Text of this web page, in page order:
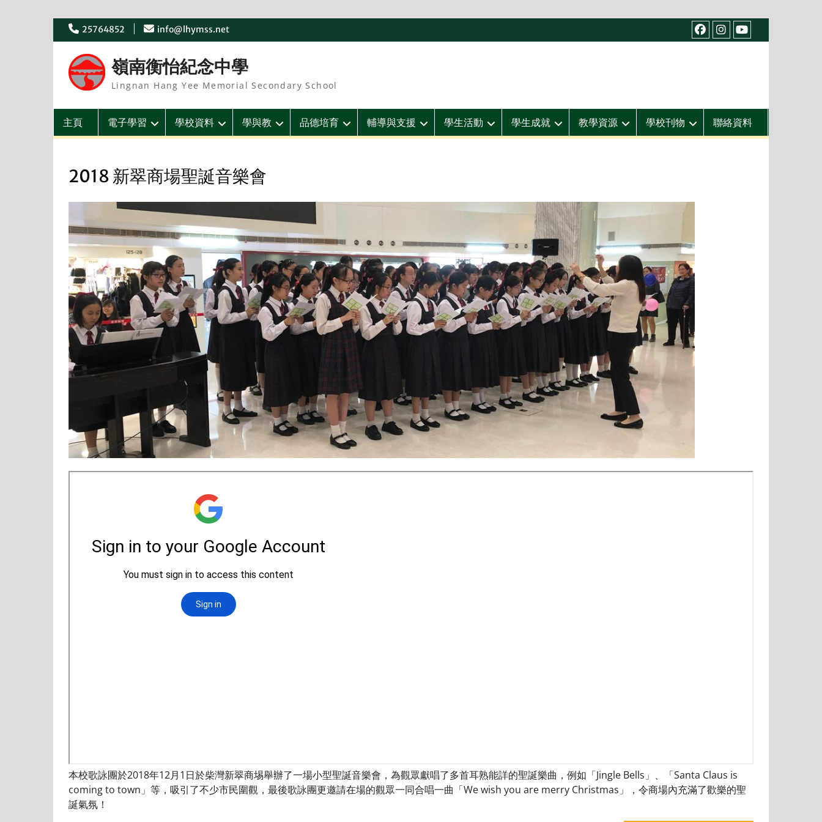
Skip
25764852
info@lhymss.net
facebook
IG youtube
嶺南衡怡紀念中學
Lingnan Hang Yee Memorial Secondary School
主頁 電子學習 學校資料 學與教 品德培育 輔導與支援 學生活動 學生成就 教學資源 學校刊物 聯絡資料
2018 新翠商場聖誕音樂會
本校歌詠團於2018年12月1日於柴灣新翠商埸舉辦了一場小型聖誕音樂會，為觀眾獻唱了多首耳熟能詳的聖誕樂曲，例如「Jingle Bells」、「Santa Claus is
coming to town」等，吸引了不少市民圍觀，最後歌詠團更邀請在場的觀眾一同合唱一曲「We wish you are merry Christmas」，令商場內充滿了歡樂的聖
誕氣氛！